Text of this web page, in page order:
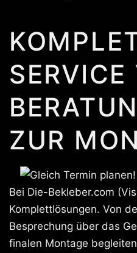
SERVICE
ZUR
Bei Die-Bekleber.com
Komplettlösungen. Von
Besprechung über das
finalen Montage